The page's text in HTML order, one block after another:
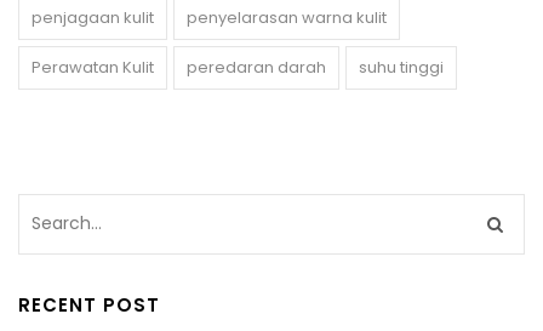
penjagaan kulit penyelarasan warna kulit
Perawatan Kulit peredaran darah suhu tinggi
RECENT POST